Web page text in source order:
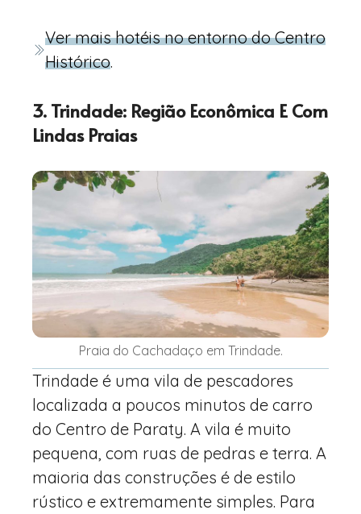
Ver mais hotéis no entorno do Centro
Histórico.
3. Trindade: Região Econômica E Com
Lindas Praias
Praia do Cachadaço em Trindade.
Trindade é uma vila de pescadores
localizada a poucos minutos de carro
do Centro de Paraty. A vila é muito
pequena, com ruas de pedras e terra. A
maioria das construções é de estilo
rústico e extremamente simples. Para